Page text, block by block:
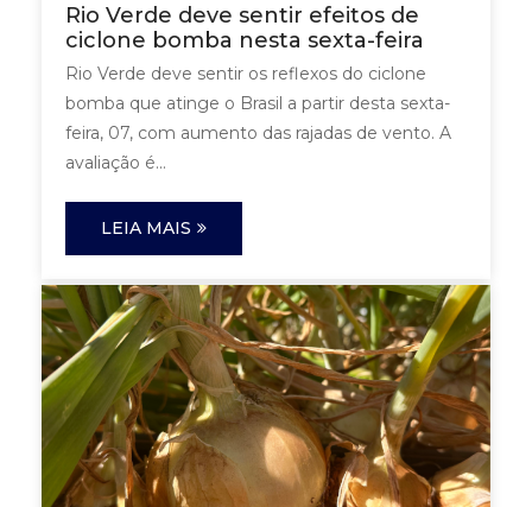
Rio Verde deve sentir efeitos de
ciclone bomba nesta sexta-feira
Rio Verde deve sentir os reflexos do ciclone
bomba que atinge o Brasil a partir desta sexta-
feira, 07, com aumento das rajadas de vento. A
avaliação é...
LEIA MAIS